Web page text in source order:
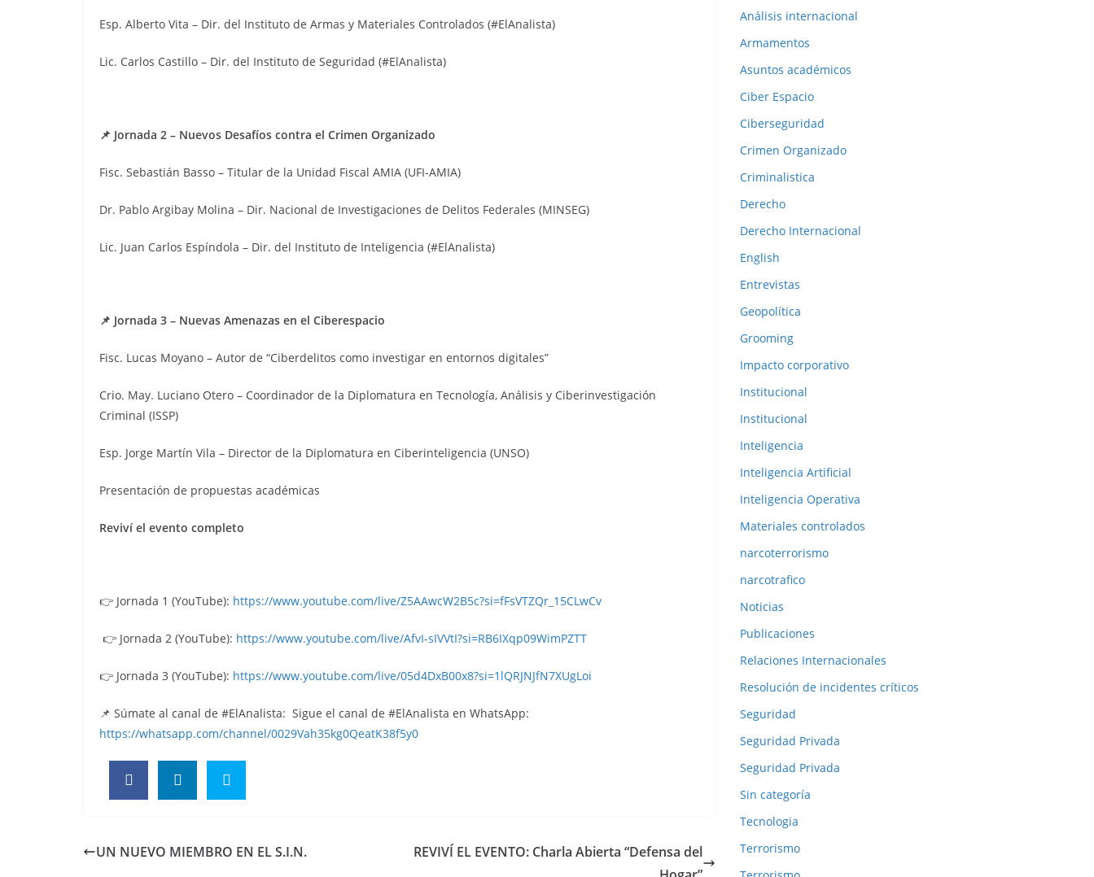
Esp. Alberto Vita – Dir. del Instituto de Armas y Materiales Controlados (#ElAnalista)
Lic. Carlos Castillo – Dir. del Instituto de Seguridad (#ElAnalista)
📌 Jornada 2 – Nuevos Desafíos contra el Crimen Organizado
Fisc. Sebastián Basso – Titular de la Unidad Fiscal AMIA (UFI-AMIA)
Dr. Pablo Argibay Molina – Dir. Nacional de Investigaciones de Delitos Federales (MINSEG)
Lic. Juan Carlos Espíndola – Dir. del Instituto de Inteligencia (#ElAnalista)
📌 Jornada 3 – Nuevas Amenazas en el Ciberespacio
Fisc. Lucas Moyano – Autor de “Ciberdelitos como investigar en entornos digitales”
Crio. May. Luciano Otero – Coordinador de la Diplomatura en Tecnología, Análisis y Ciberinvestigación
Criminal (ISSP)
Esp. Jorge Martín Vila – Director de la Diplomatura en Ciberinteligencia (UNSO)
Presentación de propuestas académicas
Reviví el evento completo
👉 Jornada 1 (YouTube): https://www.youtube.com/live/Z5AAwcW2B5c?si=fFsVTZQr_15CLwCv
👉 Jornada 2 (YouTube): https://www.youtube.com/live/AfvI-sIVVtI?si=RB6IXqp09WimPZTT
👉 Jornada 3 (YouTube): https://www.youtube.com/live/05d4DxB00x8?si=1lQRJNJfN7XUgLoi
📌 Súmate al canal de #ElAnalista: Sigue el canal de #ElAnalista en WhatsApp:
https://whatsapp.com/channel/0029Vah35kg0QeatK38f5y0
UN NUEVO MIEMBRO EN EL S.I.N.
REVIVÍ EL EVENTO: Charla Abierta “Defensa del
c
o
n
e
a
n
t
r
i
o
e
s
Análisis internacional
Armamentos
Asuntos académicos
Ciber Espacio
Ciberseguridad
Crimen Organizado
Criminalistica
Derecho
Derecho Internacional
English
Entrevistas
Geopolítica
Grooming
Impacto corporativo
Institucional
Institucional
Inteligencia
Inteligencia Artificial
Inteligencia Operativa
Materiales controlados
narcoterrorismo
narcotrafico
Noticias
Publicaciones
Relaciones Internacionales
Resolución de incidentes críticos
Seguridad
Seguridad Privada
Seguridad Privada
Sin categoría
Tecnologia
Terrorismo